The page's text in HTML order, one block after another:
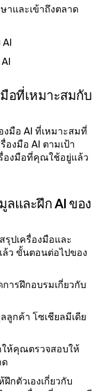
าและเข้าถึงตลาด
อที่เหมาะสมกับ
งมือ AI ที่เหมาะสมที่
องมือ AI ตามเป้า
องมือที่คุณใช้อยู่แล้ว
และฝึก AI ของ
รุปเครื่องมือและ
ว ขั้นตอนต่อไปของ
ารฝึกอบรมเกี่ยวกับ
กค้า โซเชียลมีเดีย
ห้คุณตรวจสอบให้
ด
กตัวเองเกี่ยวกับ